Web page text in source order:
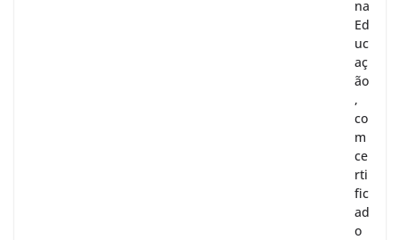
na
Ed
uc
aç
ão
,
co
m
ce
rti
fic
ad
o